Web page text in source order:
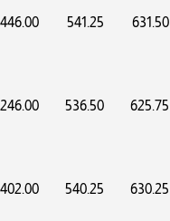
631.50
541.25
625.75
536.50
630.25
540.25